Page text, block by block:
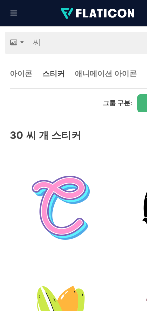
아이콘 스티커 애니메이션 아이콘
그룹 구분:
30 씨 개 스티커